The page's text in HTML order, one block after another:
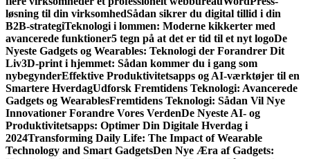
løsning til din virksomhedSådan sikrer du digital tillid i din
B2B-strategiTeknologi i lommen: Moderne kikkerter med
avancerede funktioner5 tegn på at det er tid til et nyt logoDe
Nyeste Gadgets og Wearables: Teknologi der Forandrer Dit
Liv3D-print i hjemmet: Sådan kommer du i gang som
nybegynderEffektive Produktivitetsapps og AI-værktøjer til en
Smartere HverdagUdforsk Fremtidens Teknologi: Avancerede
Gadgets og WearablesFremtidens Teknologi: Sådan Vil Nye
Innovationer Forandre Vores VerdenDe Nyeste AI- og
Produktivitetsapps: Optimer Din Digitale Hverdag i
2024Transforming Daily Life: The Impact of Wearable
Technology and Smart GadgetsDen Nye Æra af Gadgets: